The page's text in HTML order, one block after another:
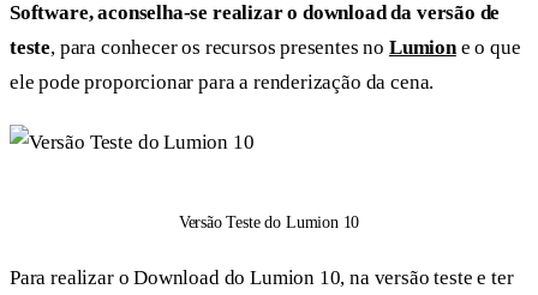
Software, aconselha-se realizar o download da versão de
teste, para conhecer os recursos presentes no Lumione o que
ele pode proporcionar para a renderização da cena.
Versão Teste do Lumion 10
Para realizar o Download do Lumion 10, na versão teste e ter